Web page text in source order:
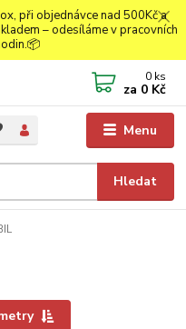
při objednávce nad 500Kč a
– odesíláme v pracovních
Menu
Hledat
0 ks
za 0 Kč